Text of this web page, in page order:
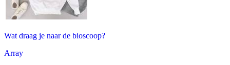
Wat draag je naar de bioscoop?
Array